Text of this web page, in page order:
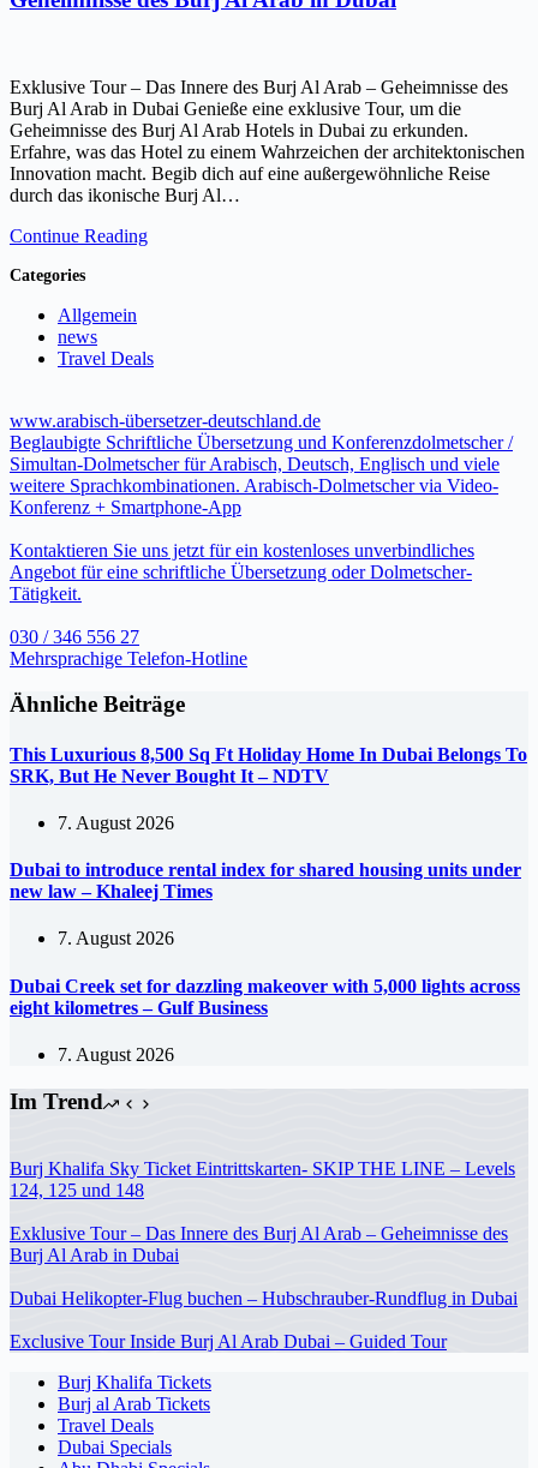
Exklusive Tour – Das Innere des Burj Al Arab – Geheimnisse des
Burj Al Arab in Dubai Genieße eine exklusive Tour, um die
Geheimnisse des Burj Al Arab Hotels in Dubai zu erkunden.
Erfahre, was das Hotel zu einem Wahrzeichen der architektonischen
Innovation macht. Begib dich auf eine außergewöhnliche Reise
durch das ikonische Burj Al…
Continue Reading
Categories
Allgemein
news
Travel Deals
www.arabisch-übersetzer-deutschland.de
Beglaubigte Schriftliche Übersetzung und Konferenzdolmetscher /
Simultan-Dolmetscher für Arabisch, Deutsch, Englisch und viele
weitere Sprachkombinationen. Arabisch-Dolmetscher via Video-
Konferenz + Smartphone-App
Kontaktieren Sie uns jetzt für ein kostenloses unverbindliches
Angebot für eine schriftliche Übersetzung oder Dolmetscher-
Tätigkeit.
030 / 346 556 27
Mehrsprachige Telefon-Hotline
Ähnliche Beiträge
This Luxurious 8,500 Sq Ft Holiday Home In Dubai Belongs To
SRK, But He Never Bought It – NDTV
7. August 2026
Dubai to introduce rental index for shared housing units under
new law – Khaleej Times
7. August 2026
Dubai Creek set for dazzling makeover with 5,000 lights across
eight kilometres – Gulf Business
7. August 2026
Im Trend
Burj Khalifa Sky Ticket Eintrittskarten- SKIP THE LINE – Levels
124, 125 und 148
Exklusive Tour – Das Innere des Burj Al Arab – Geheimnisse des
Burj Al Arab in Dubai
Dubai Helikopter-Flug buchen – Hubschrauber-Rundflug in Dubai
Exclusive Tour Inside Burj Al Arab Dubai – Guided Tour
Burj Khalifa Tickets
Burj al Arab Tickets
Travel Deals
Dubai Specials